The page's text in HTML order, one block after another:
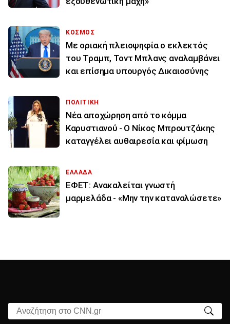
ΚΟΣΜΟΣ
Με οριακή πλειοψηφία ο εκλεκτός
του Τραμπ, Τοντ Μπλανς αναλαμβάνει
και επίσημα υπουργός Δικαιοσύνης
ΠΟΛΙΤΙΚΗ
Νέα αποχώρηση από το κόμμα
Καρυστιανού - Ο Νίκος Μπρουτζάκης
καταγγέλει αυθαιρεσία και φίμωση
ΕΛΛΑΔΑ
ΕΦΕΤ: Ανακαλείται γνωστή
μαρμελάδα - «Μην την καταναλώσετε»
Αναζήτηση στο CNN.gr